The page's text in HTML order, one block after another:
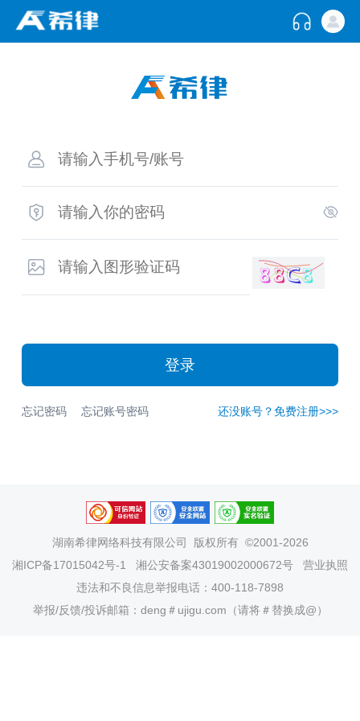
登录
忘记密码 忘记账号密码 还没账号？免费注册>>>
湖南希律网络科技有限公司
版权所有 ©2001-2026
湘ICP备17015042号-1
湘公安备案43019002000672号
营业执照
违法和不良信息举报电话：400-118-7898
举报/反馈/投诉邮箱：deng＃ujigu.com（请将＃替换成@）